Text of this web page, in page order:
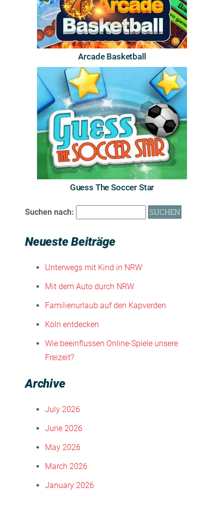
Arcade Basketball
Guess The Soccer Star
Suchen nach:
Neueste Beiträge
Unterwegs mit Kind in NRW
Mit dem Auto durch NRW
Familienurlaub auf den Kapverden
Köln entdecken
Wie beeinflussen Online-Spiele unsere
Freizeit?
Archive
July 2026
June 2026
May 2026
March 2026
January 2026